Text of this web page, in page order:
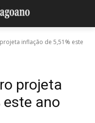
inflação de 5,51% este
projeta
este ano